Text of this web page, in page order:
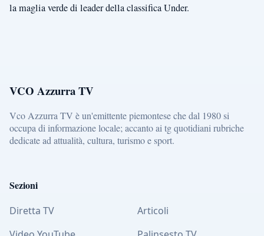
la maglia verde di leader della classifica Under.
VCO Azzurra TV
Vco Azzurra TV è un'emittente piemontese che dal 1980 si
occupa di informazione locale; accanto ai tg quotidiani rubriche
dedicate ad attualità, cultura, turismo e sport.
Sezioni
Diretta TV
Articoli